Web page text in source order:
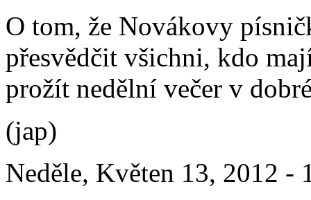
O tom, že Novákovy
přesvědčit všichni, kdo
prožít nedělní večer v
(jap)
Neděle, Květen 13, 2012 -